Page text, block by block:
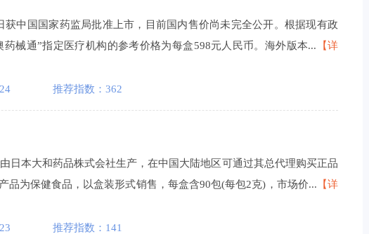
中国国家药监局批准上市，目前国内售价尚未完全公开。根据现有政
械通”指定医疗机构的参考价格为每盒598元人民币。海外版本... 【详
推荐指数：362
日本大和药品株式会社生产，在中国大陆地区可通过其总代理购买正品
品为保健食品，以盒装形式销售，每盒含90包(每包2克)，市场价... 【详
推荐指数：141